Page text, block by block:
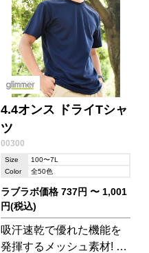
4.4オンス ドライTシャ
ツ
00300
Size
100〜7L
Color
全50色
ラブラボ価格 737円 〜 1,001
円(税込)
吸汗速乾で優れた機能を
発揮するメッシュ素材! ド